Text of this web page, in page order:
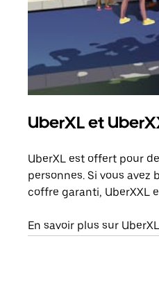
UberXL et
UberXL est offert pour
personnes. Si vous avez
coffre garanti, UberXXL
En savoir plus sur UberXL